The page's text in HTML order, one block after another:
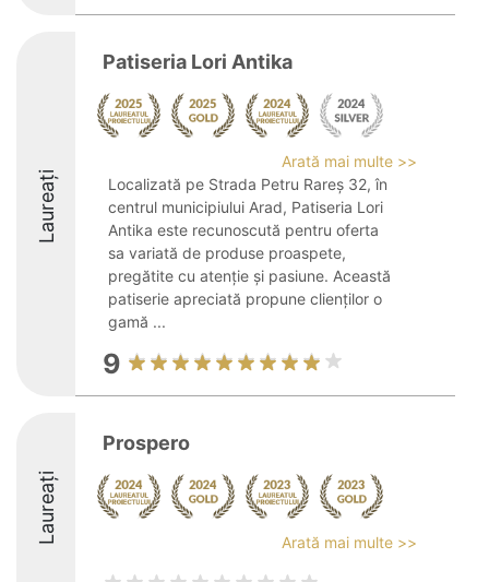
Laureați
Patiseria Lori Antika
Arată mai multe >>
Localizată pe Strada Petru Rareș 32, în
centrul municipiului Arad, Patiseria Lori
Antika este recunoscută pentru oferta
sa variată de produse proaspete,
pregătite cu atenție și pasiune. Această
patiserie apreciată propune clienților o
gamă ...
9
Laureați
Prospero
Arată mai multe >>